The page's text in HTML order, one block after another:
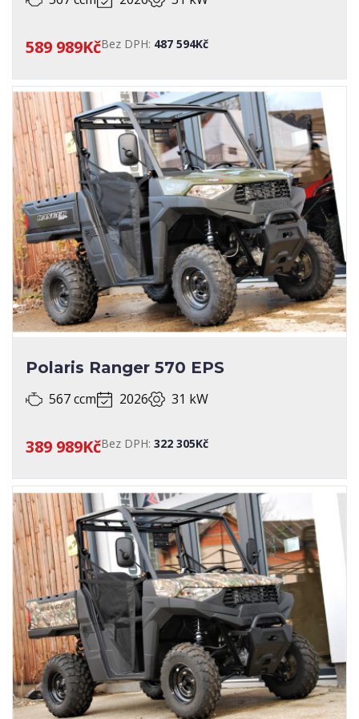
589 989KčBez DPH: 487 594Kč
Polaris Ranger 570 EPS
567 ccm 2026 31 kW
389 989KčBez DPH: 322 305Kč